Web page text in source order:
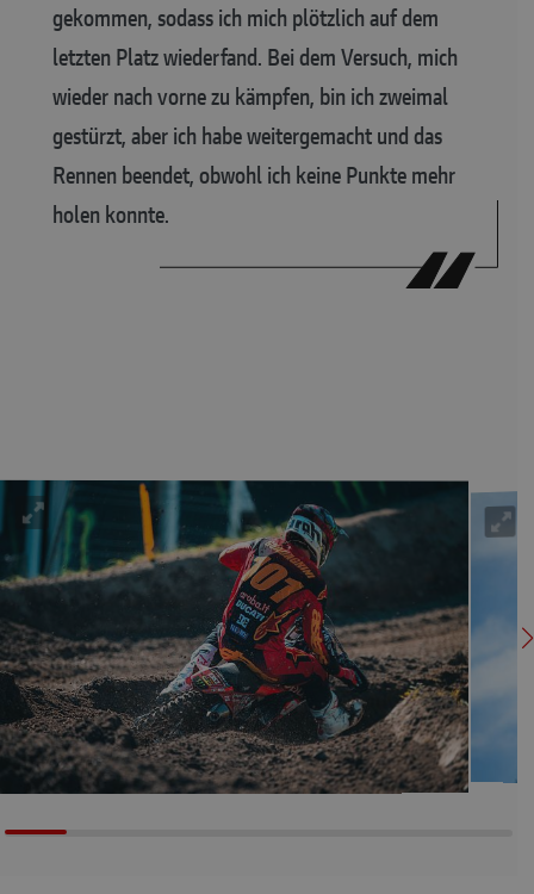
gekommen, sodass ich mich plötzlich auf dem
letzten Platz wiederfand. Bei dem Versuch, mich
wieder nach vorne zu kämpfen, bin ich zweimal
gestürzt, aber ich habe weitergemacht und das
Rennen beendet, obwohl ich keine Punkte mehr
holen konnte.